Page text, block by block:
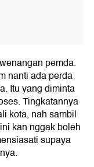
pemda.
nanti ada perda
Itu yang diminta
Tingkatannya
kota, nah sambil
kan nggak boleh
supaya